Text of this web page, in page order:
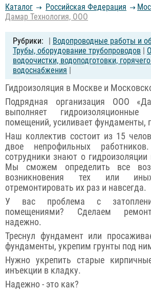
Каталог Российcкая Федерация
Дамар Технология, ООО
| Водопроводные работы и
Трубы, оборудование трубопроводов |
водоочистки, водоподготовки,
водоснабжения |
Гидроизоляция в Москве и
Подрядная организация ООО
выполняет
помещений, усиливает фундаменты,
Наш коллектив состоит из 15
двое непрофильных
сотрудники знают о гидроизоляции
Мы сможем определить все
возникновения тех или
отремонтировать их раз и навсегда.
У вас проблема с
помещениями? Сделаем
надежно.
Треснул фундамент или
фундаменты, укрепим грунты под
Нужно укрепить старые
инъекции в кладку.
Надежно - это как?